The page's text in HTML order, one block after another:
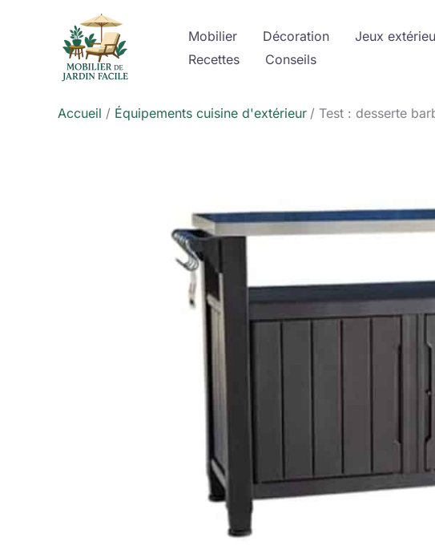
Mobilier Décoration Jeux
Recettes
Conseils
Accueil Équipements cuisine d'extérieur Test : desserte